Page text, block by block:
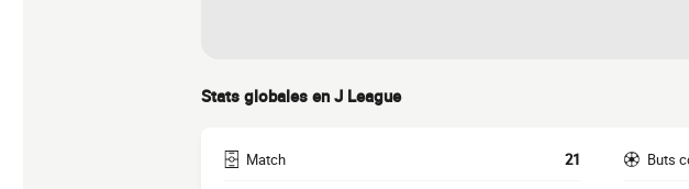
Stats globales en J League
Match 21 Buts